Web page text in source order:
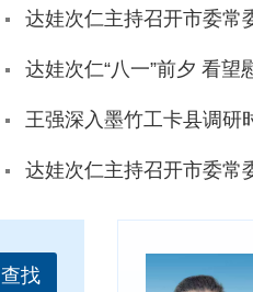
达娃次仁主持召开市委常委会（扩大）会议分析全市
达娃次仁“八一”前夕 看望
王强深入墨竹工卡县调研时强调立足特色资源 推动优势互
达娃次仁主持召开市委常委会（扩大）会议传达学习习近平总书
查找